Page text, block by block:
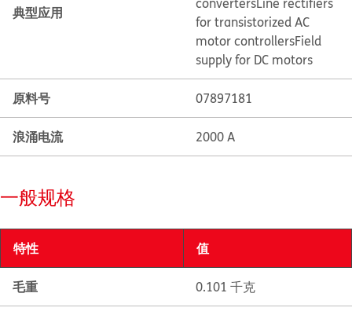
典型应用
for transistorized AC
motor controllersField
supply for DC motors
原料号 07897181
浪涌电流 2000 A
一般规格
特性 值
毛重 0.101 千克